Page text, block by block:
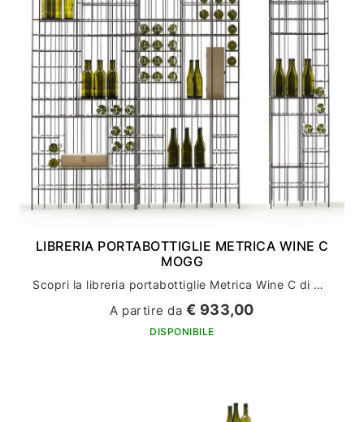
LIBRERIA PORTABOTTIGLIE METRICA WINE C
MOGG
Scopri la libreria portabottiglie Metrica Wine C di Mogg: l'arredamento perfetto per la tua casa
A partire da € 933,00
DISPONIBILE